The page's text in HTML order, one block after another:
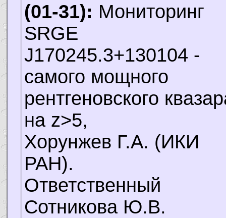
(01-31): Мониторинг
SRGE
J170245.3+130104 -
самого мощного
рентгеновского
на z>5,
Хорунжев Г.А. (ИКИ
РАН).
Ответственный
Сотникова Ю.В.